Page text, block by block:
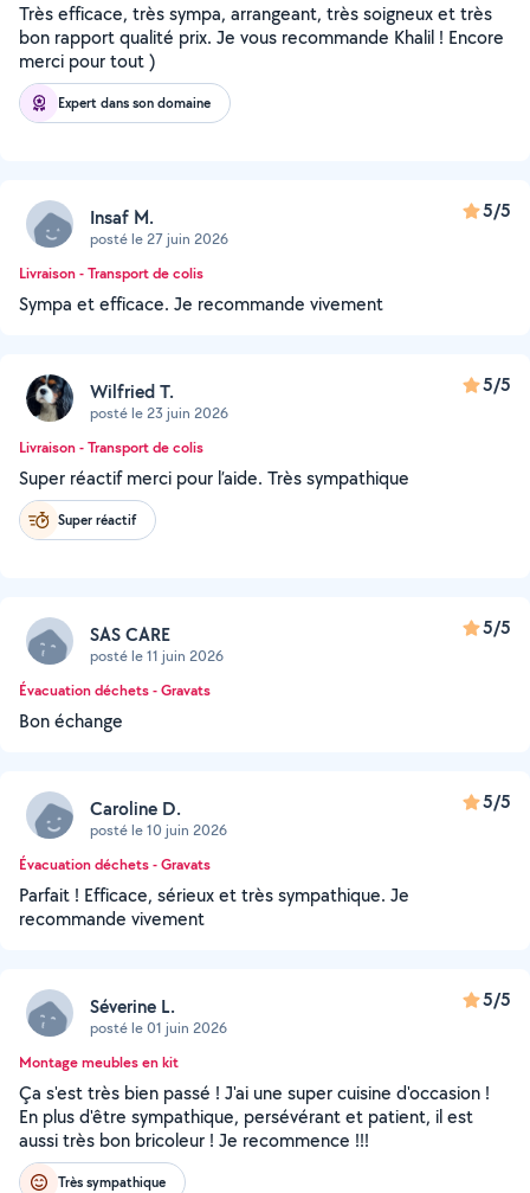
Très efficace, très sympa, arrangeant, très soigneux et très
bon rapport qualité prix. Je vous recommande Khalil ! Encore
merci pour tout )
Expert dans son domaine
Insaf M.
posté le 27 juin 2026
5/5
Livraison - Transport de colis
Sympa et efficace. Je recommande vivement
Wilfried T.
posté le 23 juin 2026
5/5
Livraison - Transport de colis
Super réactif merci pour l’aide. Très sympathique
Super réactif
SAS CARE
posté le 11 juin 2026
5/5
Évacuation déchets - Gravats
Bon échange
Caroline D.
posté le 10 juin 2026
5/5
Évacuation déchets - Gravats
Parfait ! Efficace, sérieux et très sympathique. Je
recommande vivement
Séverine L.
posté le 01 juin 2026
5/5
Montage meubles en kit
Ça s'est très bien passé ! J'ai une super cuisine d'occasion !
En plus d'être sympathique, persévérant et patient, il est
aussi très bon bricoleur ! Je recommence !!!
Très sympathique